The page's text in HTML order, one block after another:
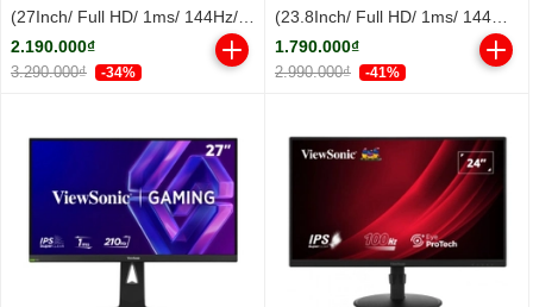
(27Inch/ Full HD/ 1ms/ 144Hz/
300cd/m2/ IPS)
2.190.000₫
3.290.000₫ -34%
(23.8Inch/ Full HD/ 1ms/ 144Hz/
300cd/m2/ IPS)
1.790.000₫
2.990.000₫ -41%